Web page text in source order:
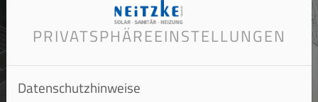
PRIVATSPHÄRE­EINSTELLUNGEN
Datenschutzhinweise